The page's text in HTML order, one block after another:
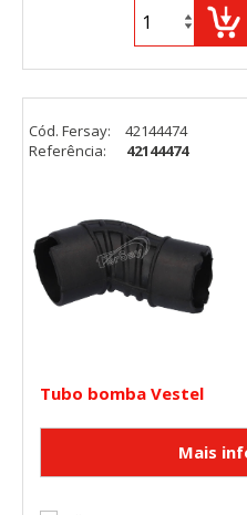
Tubo bomba Vestel
Cód. Fersay:
42144474
Referência:
42144474